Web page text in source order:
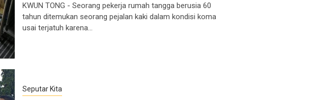
KWUN TONG - Seorang pekerja rumah tangga berusia 60
tahun ditemukan seorang pejalan kaki dalam kondisi koma
usai terjatuh karena...
Seputar Kita